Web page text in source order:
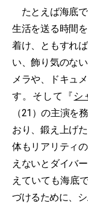
たとえば海底
生活を送る時間
着け、ともすれ
い、飾り気のな
メラや、ドキュ
す。そして『 シ
（21）の主演を
おり、鍛え上げ
体もリアリティ
えないとダイバ
えていても海底
づけるために、